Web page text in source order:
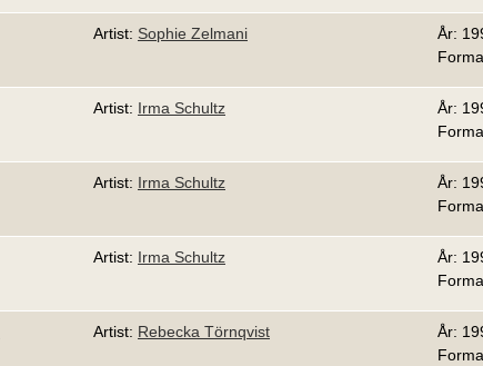
Artist: Sophie Zelmani
År:
Artist: Irma Schultz
År:
Artist: Irma Schultz
År:
Artist: Irma Schultz
År:
Artist: Rebecka Törnqvist
År: